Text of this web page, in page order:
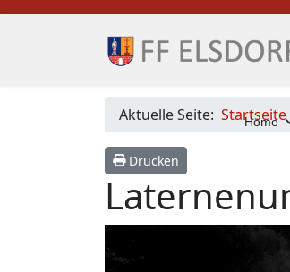
Home
Aktuelle Seite: Startseite
Drucken